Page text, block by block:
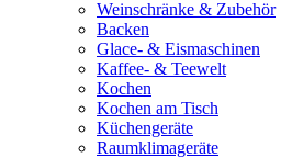
Weinschränke & Zubehör
Backen
Glace- & Eismaschinen
Kaffee- & Teewelt
Kochen
Kochen am Tisch
Küchengeräte
Raumklimageräte